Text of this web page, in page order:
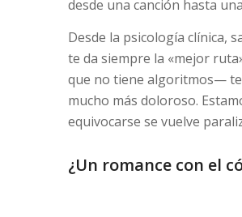
desde una canción hasta
Desde la psicología clínica,
te da siempre la «mejor
que no tiene algoritmos—
mucho más doloroso.
equivocarse se vuelve
¿Un romance con el